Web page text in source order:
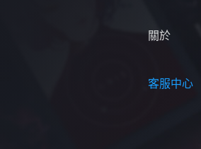
關於
客服中心